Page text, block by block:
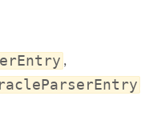
,